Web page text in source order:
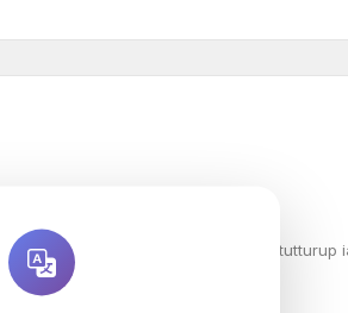
veya zarar gören ürünleri tutanak tutturup